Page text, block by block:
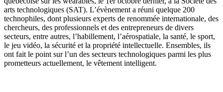
arts technologiques (SAT). L’évènement a réuni quelque 200
technophiles, dont plusieurs experts de renommée internationale, des
chercheurs, des professionnels et des entrepreneurs de divers
secteurs, entre autres, l’habillement, l’aérospatiale, la santé, le sport,
le jeu vidéo, la sécurité et la propriété intellectuelle. Ensembles, ils
ont fait le point sur l’un des secteurs technologiques parmi les plus
prometteurs actuellement, le vêtement intelligent.